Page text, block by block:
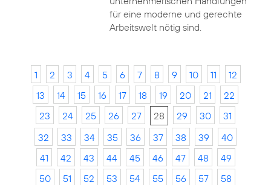
für eine moderne und gerechte
Arbeitswelt nötig sind.
1 2 3 4 5 6 7 8 9 10 11
12
13
14 15 16 17 18 19 20 21
22
23
24 25 26 27 28 29 30
31
32
33 34 35 36 37 38 39
40
41
42 43 44 45 46 47 48
49
50
51 52 53 54 55 56 57
58